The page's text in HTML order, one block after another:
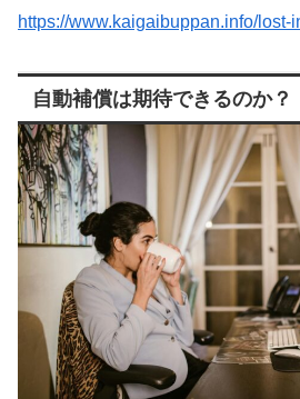
https://www.kaigaibuppan.info/lost-
自動補償は期待できるのか？